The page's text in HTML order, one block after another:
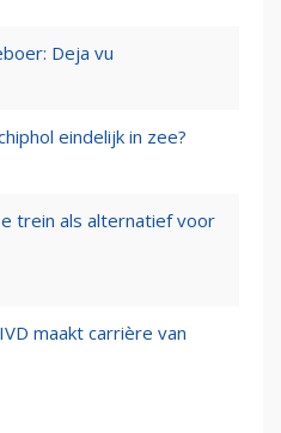
Deja vu
eindelijk in zee?
trein als alternatief voor
maakt carrière van